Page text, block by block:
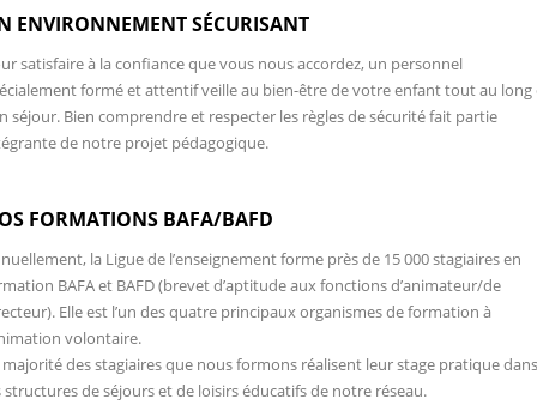
ENVIRONNEMENT SÉCURISANT
satisfaire à la confiance que vous nous accordez, un personnel
formé et attentif veille au bien-être de votre enfant tout au long
séjour. Bien comprendre et respecter les règles de sécurité fait partie
de notre projet pédagogique.
FORMATIONS BAFA/BAFD
la Ligue de l’enseignement forme près de 15 000 stagiaires en
BAFA et BAFD (brevet d’aptitude aux fonctions d’animateur/de
Elle est l’un des quatre principaux organismes de formation à
volontaire.
majorité des stagiaires que nous formons réalisent leur stage pratique dans
structures de séjours et de loisirs éducatifs de notre réseau.